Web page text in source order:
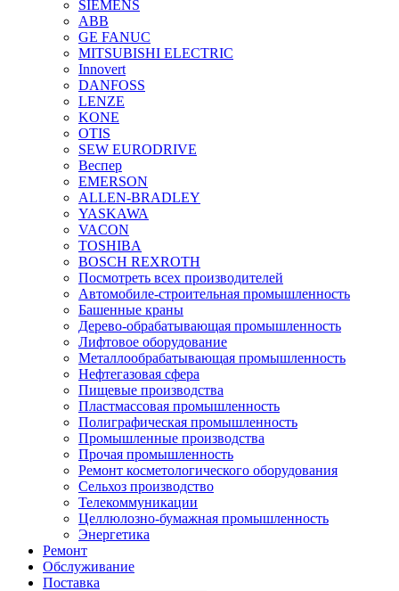
SIEMENS
ABB
GE FANUC
MITSUBISHI ELECTRIC
Innovert
DANFOSS
LENZE
KONE
OTIS
SEW EURODRIVE
Веспер
EMERSON
ALLEN-BRADLEY
YASKAWA
VACON
TOSHIBA
BOSCH REXROTH
Посмотреть всех производителей
Автомобиле-строительная промышленность
Башенные краны
Дерево-обрабатывающая промышленность
Лифтовое оборудование
Металлообрабатывающая промышленность
Нефтегазовая сфера
Пищевые производства
Пластмассовая промышленность
Полиграфическая промышленность
Промышленные производства
Прочая промышленность
Ремонт косметологического оборудования
Сельхоз производство
Телекоммуникации
Целлюлозно-бумажная промышленность
Энергетика
Ремонт
Обслуживание
Поставка